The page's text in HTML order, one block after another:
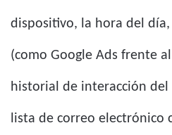
dispositivo, la hora del
(como Google Ads frente
historial de interacción del
lista de correo electrónico